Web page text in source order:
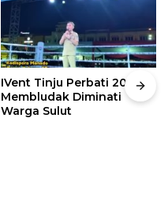
IVent Tinju Perbati 2026
Membludak Diminati
Warga Sulut